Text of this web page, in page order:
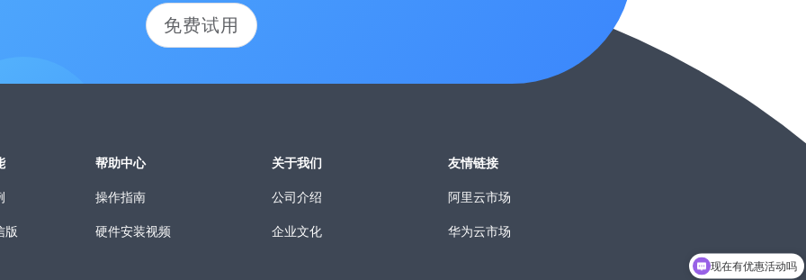
免费试用
版
帮助中心
操作指南
硬件安装视频
关于我们
公司介绍
企业文化
友情链接
阿里云市场
华为云市场
现在有优惠活动吗